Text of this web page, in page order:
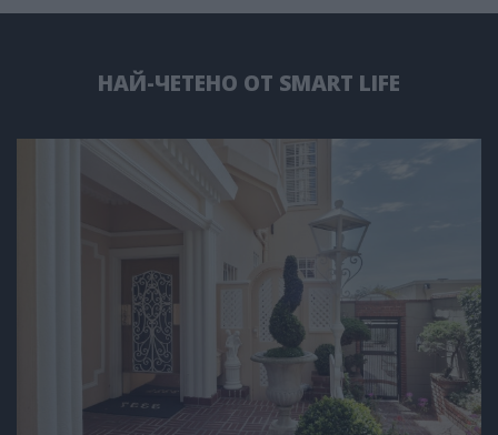
НАЙ-ЧЕТЕНО ОТ SMART LIFE